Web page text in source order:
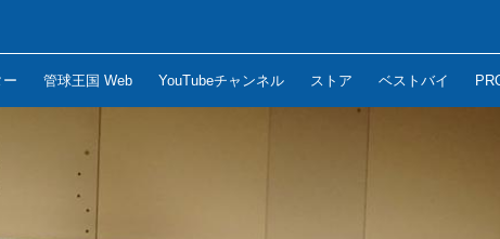
管球王国 Web YouTubeチャンネル ストア ベストバイ